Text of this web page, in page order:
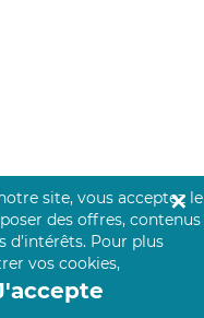
bancaire est cryptée
agréée auprès de la
site, vous acceptez le
des offres, contenus
d’intérêts. Pour plus
vos cookies,
✕